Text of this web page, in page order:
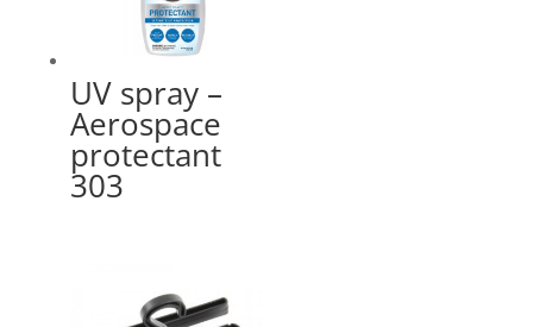
UV spray –
Aerospace
protectant
303